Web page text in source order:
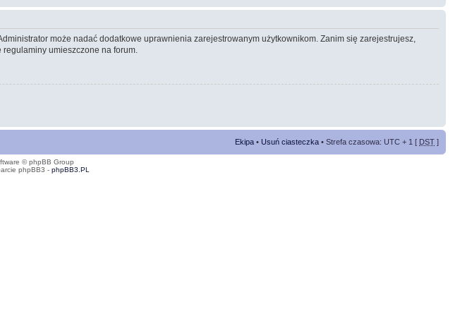
może nadać dodatkowe uprawnienia zarejestrowanym użytkownikom. Zanim się zarejestrujesz,
umieszczone na forum.
Ekipa • Usuń ciasteczka • Strefa czasowa: UTC + 1 [ DST ]
© phpBB Group
phpBB3 - phpBB3.PL